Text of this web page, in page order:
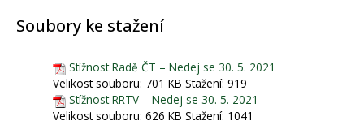
Soubory ke stažení
Stížnost Radě ČT – Nedej se 30. 5. 2021
Velikost souboru: 701 KB Stažení: 919
Stížnost RRTV – Nedej se 30. 5. 2021
Velikost souboru: 626 KB Stažení: 1041